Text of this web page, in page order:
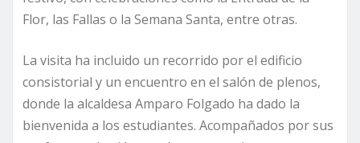
Flor, las Fallas o la Semana Santa, entre otras.
La visita ha incluido un recorrido por el edificio
consistorial y un encuentro en el salón de plenos,
donde la alcaldesa Amparo Folgado ha dado la
bienvenida a los estudiantes. Acompañados por sus